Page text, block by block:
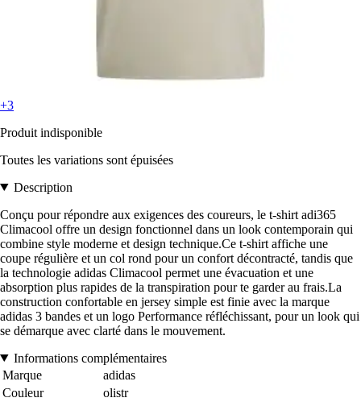
+3
Produit indisponible
Toutes les variations sont épuisées
Description
Conçu pour répondre aux exigences des coureurs, le t-shirt adi365
Climacool offre un design fonctionnel dans un look contemporain qui
combine style moderne et design technique.Ce t-shirt affiche une
coupe régulière et un col rond pour un confort décontracté, tandis que
la technologie adidas Climacool permet une évacuation et une
absorption plus rapides de la transpiration pour te garder au frais.La
construction confortable en jersey simple est finie avec la marque
adidas 3 bandes et un logo Performance réfléchissant, pour un look qui
se démarque avec clarté dans le mouvement.
Informations complémentaires
Marque
adidas
Couleur
olistr